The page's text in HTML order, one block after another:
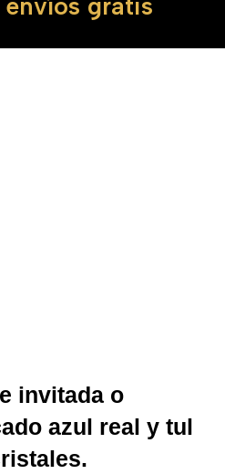
envíos gratis
invitada o
azul real y tul